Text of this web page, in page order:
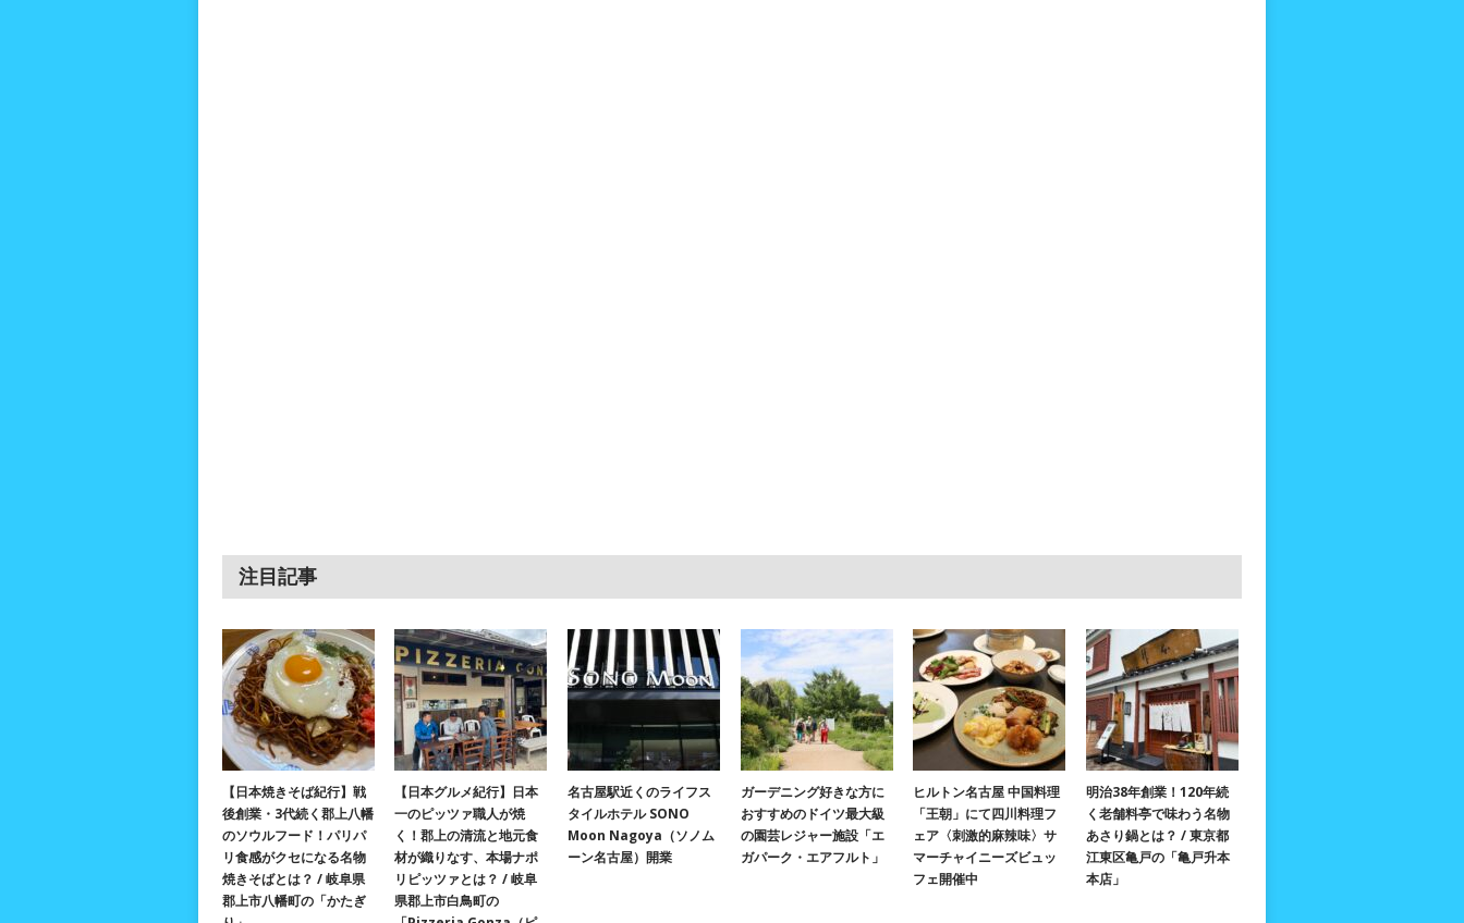
注目記事
【日本焼きそば紀行】戦
後創業・3代続く郡上八幡
のソウルフード！パリパ
リ食感がクセになる名物
焼きそばとは？ / 岐阜県
郡上市八幡町の「かたぎ
【日本グルメ紀行】日本
一のピッツァ職人が焼
く！郡上の清流と地元食
材が織りなす、本場ナポ
リピッツァとは？ / 岐阜
県郡上市白鳥町の
名古屋駅近くのライフス
タイルホテル SONO
Moon Nagoya（ソノム
ーン名古屋）開業
ガーデニング好きな方に
おすすめのドイツ最大級
の園芸レジャー施設「エ
ガパーク・エアフルト」
ヒルトン名古屋 中国料理
「王朝」にて四川料理フ
ェア〈刺激的麻辣味〉サ
マーチャイニーズビュッ
フェ開催中
明治38年創業！120年続
く老舗料亭で味わう名物
あさり鍋とは？ / 東京都
江東区亀戸の「亀戸升本
本店」